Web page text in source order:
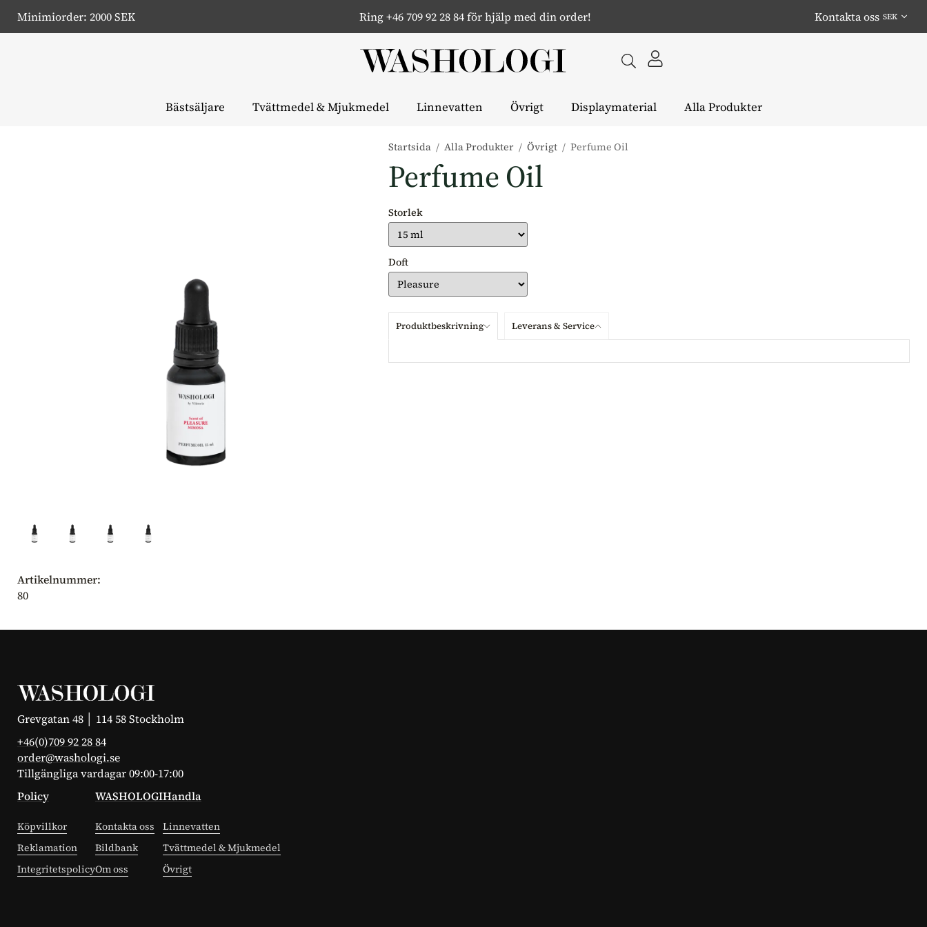
Minimiorder: 2000 SEK Ring +46 709 92 28 84 för hjälp med din order! Kontakta oss
Bästsäljare Tvättmedel & Mjukmedel Linnevatten Övrigt Displaymaterial Alla Produkter
Startsida / Alla Produkter / Övrigt / Perfume Oil
Perfume Oil
Storlek
Doft
Produktbeskrivning Leverans & Service
Artikelnummer:
80
Grevgatan 48 │ 114 58 Stockholm
+46(0)709 92 28 84
order@washologi.se
Tillgängliga vardagar 09:00-17:00
Policy
Köpvillkor
Reklamation
Integritetspolicy
WASHOLOGI
Kontakta oss
Bildbank
Om oss
Handla
Linnevatten
Tvättmedel & Mjukmedel
Övrigt